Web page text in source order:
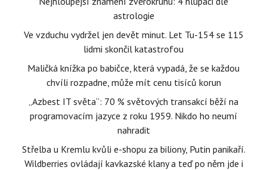
astrologie
Ve vzduchu vydržel jen devět minut. Let Tu-154 se 115
lidmi skončil katastrofou
Maličká knížka po babičce, která vypadá, že se každou
chvíli rozpadne, může mít cenu tisíců korun
„Azbest IT světa“: 70 % světových transakcí běží na
programovacím jazyce z roku 1959. Nikdo ho neumí
nahradit
Střelba u Kremlu kvůli e-shopu za biliony, Putin panikaří.
Wildberries ovládají kavkazské klany a teď po něm jde i